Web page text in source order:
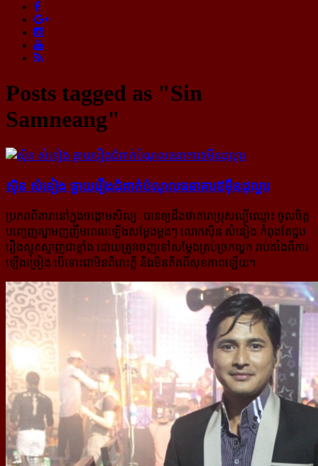
Posts tagged as "Sin
Samneang"
ស៊ិន សំនៀង ធ្លាយ​រឿង​ជំពាក់​បំណុល​ធនាគារ​៥​ម៉ឺន​ដុល្លារ
ប្រភពពីតារានៅក្នុងចង្កោមសិល្បៈ បានឲ្យដឹងថាតារាប្រុសល្បីឈ្មោះ ចូលចិត្ត
បញ្ចេញស្នាមញញឹម​ពេលឡើងសម្តែង​ម្តងៗ លោកស៊ិន សំនៀង កំពុងតែជួប
រឿងស្មុគស្មាញជាខ្លាំង ដោយត្រូវចេញទៅសម្តែងគ្រប់ច្រកល្ហក រាប់តាំងពីការ​
ឡើងច្រៀង បើទោះជាមិនពិរោះក្តី និងមិនគិតពីសុខភាពឡើយ។